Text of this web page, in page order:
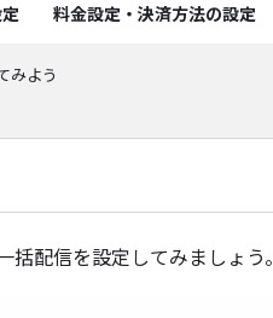
料金設定・決済方法の設定
みよう
配信を設定してみましょう。